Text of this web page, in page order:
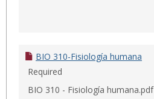
BIO 310-Fisiología humana
Required
BIO 310 - Fisiología humana.pdf